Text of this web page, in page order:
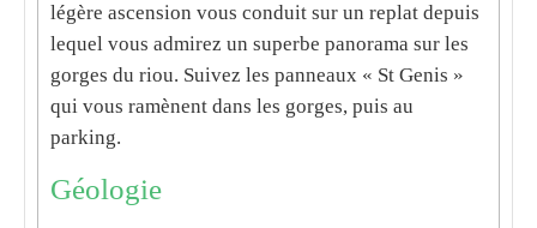
légère ascension vous conduit sur un replat depuis
lequel vous admirez un superbe panorama sur les
gorges du riou. Suivez les panneaux « St Genis »
qui vous ramènent dans les gorges, puis au
parking.
Géologie